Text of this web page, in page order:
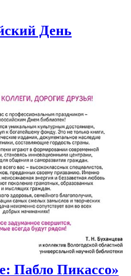
День
Пабло Пикассо»